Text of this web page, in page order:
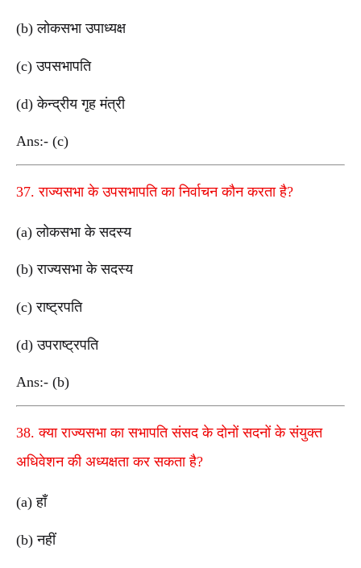
(b) लोकसभा उपाध्यक्ष
(c) उपसभापति
(d) केन्द्रीय गृह मंत्री
Ans:- (c)
37. राज्यसभा के उपसभापति का निर्वाचन कौन करता है?
(a) लोकसभा के सदस्य
(b) राज्यसभा के सदस्य
(c) राष्ट्रपति
(d) उपराष्ट्रपति
Ans:- (b)
38. क्या राज्यसभा का सभापति संसद के दोनों सदनों के संयुक्त
अधिवेशन की अध्यक्षता कर सकता है?
(a) हाँ
(b) नहीं